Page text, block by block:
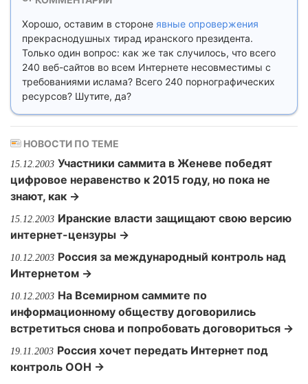
Хорошо, оставим в стороне явные опровержения
прекраснодушных тирад иранского президента.
Только один вопрос: как же так случилось, что всего
240 веб-сайтов во всем Интернете несовместимы с
требованиями ислама? Всего 240 порнографических
ресурсов? Шутите, да?
НОВОСТИ ПО ТЕМЕ
15.12.2003 Участники саммита в Женеве победят
цифровое неравенство к 2015 году, но пока не
знают, как →
15.12.2003 Иранские власти защищают свою версию
интернет-цензуры →
10.12.2003 Россия за международный контроль над
Интернетом →
10.12.2003 На Всемирном саммите по
информационному обществу договорились
встретиться снова и попробовать договориться →
19.11.2003 Россия хочет передать Интернет под
контроль ООН →